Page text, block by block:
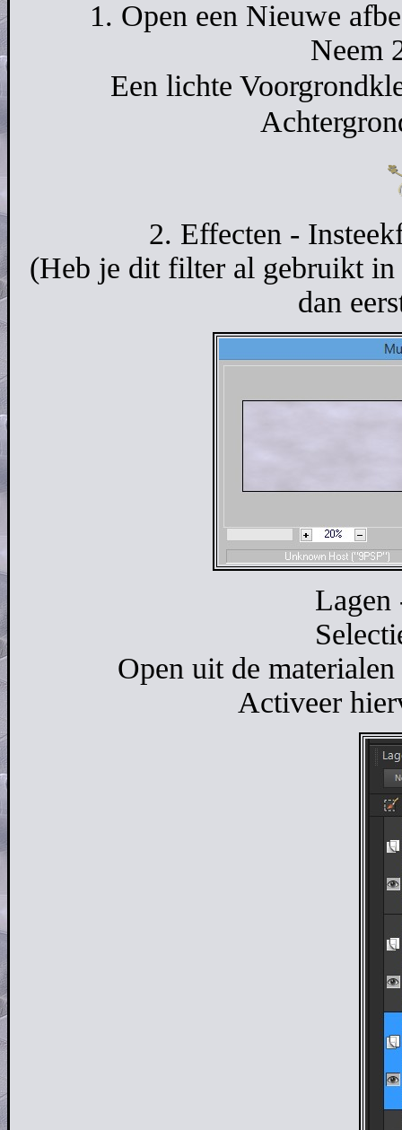
1. Open een Nieuwe
Neem
Een lichte
2. Effecten -
(Heb je dit filter al gebruikt in
dan
Lagen
Open uit de
Activeer